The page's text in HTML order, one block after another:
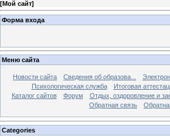
[Мой сайт]
Форма входа
Меню сайта
Новости сайта Сведения об образова...
Психологическая служба
Итоговая
Каталог сайтов
Форум Отдых, оздоровление и
Обратная связь
Categories